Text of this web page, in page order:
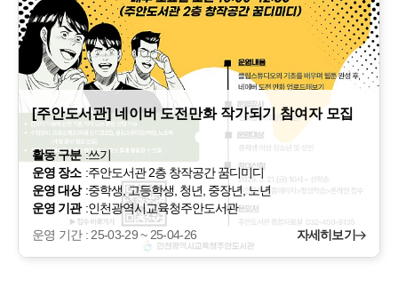
[주안도서관] 네이버 도전만화 작가되기 참여자 모집
활동 구분 :쓰기
운영 장소 :주안도서관 2층 창작공간 꿈디미디
운영 대상 :중학생, 고등학생, 청년, 중장년, 노년
운영 기관 :인천광역시교육청주안도서관
운영 기간 : 25-03-29 ~ 25-04-26
자세히보기